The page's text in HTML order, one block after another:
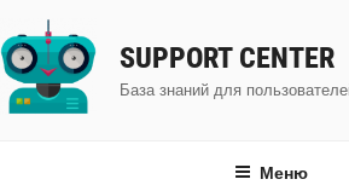
к
содержимому
SUPPORT CENTER
База знаний для
Меню